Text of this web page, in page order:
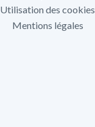
Utilisation des cookies
Mentions légales